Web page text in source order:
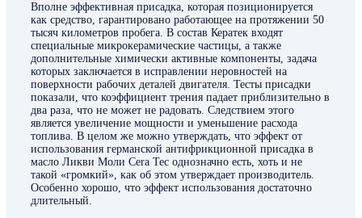
Вполне эффективная присадка, которая позиционируется
как средство, гарантировано работающее на протяжении 50
тысяч километров пробега. В состав Кератек входят
специальные микрокерамические частицы, а также
дополнительные химически активные компоненты, задача
которых заключается в исправлении неровностей на
поверхности рабочих деталей двигателя. Тесты присадки
показали, что коэффициент трения падает приблизительно в
два раза, что не может не радовать. Следствием этого
является увеличение мощности и уменьшение расхода
топлива. В целом же можно утверждать, что эффект от
использования германской антифрикционной присадка в
масло Ликви Моли Cera Tec однозначно есть, хоть и не
такой «громкий», как об этом утверждает производитель.
Особенно хорошо, что эффект использования достаточно
длительный.